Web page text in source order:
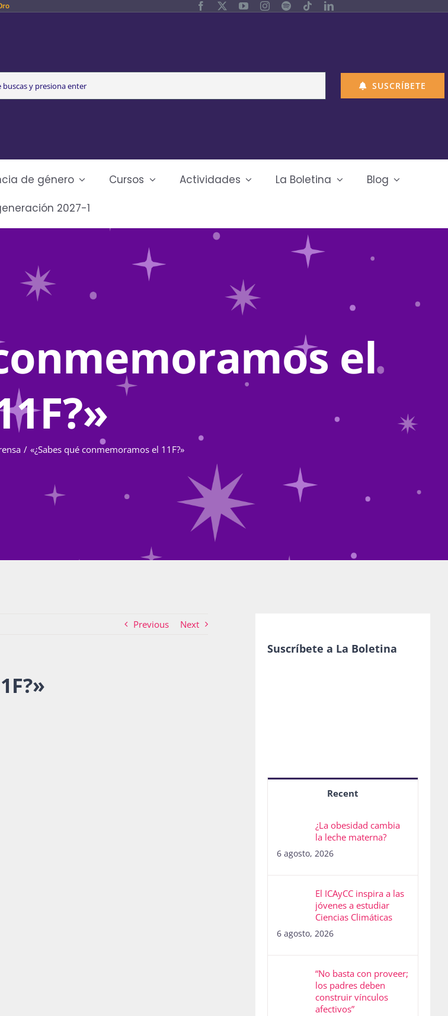
SUSCRÍBETE
de género Cursos Actividades La Boletina
Blog
2027-1
el
«¿Sabes qué conmemoramos el 11F?»
Previous Next
»
Suscríbete a La Boletina
Recent
¿La obesidad cambia
la leche materna?
6 agosto, 2026
El ICAyCC inspira a las
jóvenes a estudiar
Ciencias Climáticas
6 agosto, 2026
“No basta con proveer;
los padres deben
construir vínculos
afectivos”